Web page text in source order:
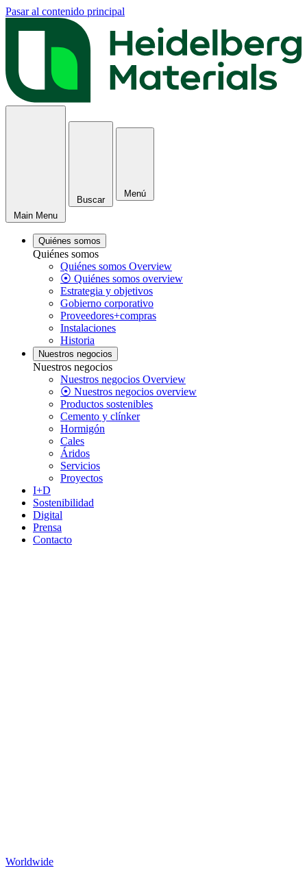
Pasar al contenido principal
Main Menu
Buscar
Menú
Quiénes somos
Quiénes somos
Quiénes somos Overview
⦿ Quiénes somos overview
Estrategia y objetivos
Gobierno corporativo
Proveedores+compras
Instalaciones
Historia
Nuestros negocios
Nuestros negocios
Nuestros negocios Overview
⦿ Nuestros negocios overview
Productos sostenibles
Cemento y clínker
Hormigón
Cales
Áridos
Servicios
Proyectos
I+D
Sostenibilidad
Digital
Prensa
Contacto
Worldwide